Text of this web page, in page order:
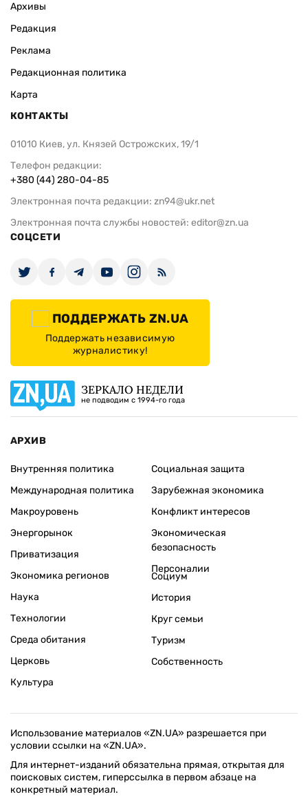
Архивы
Редакция
Реклама
Редакционная политика
Карта
КОНТАКТЫ
01010 Киев, ул. Князей Острожских, 19/1
Телефон редакции:
+380 (44) 280-04-85
Электронная почта редакции: zn94@ukr.net
Электронная почта службы новостей: editor@zn.ua
СОЦСЕТИ
ПОДДЕРЖАТЬ ZN.UA
Поддержать независимую
журналистику!
ЗЕРКАЛО НЕДЕЛИ
не подводим с 1994-го года
АРХИВ
Внутренняя политика
Международная политика
Макроуровень
Энергорынок
Приватизация
Экономика регионов
Социальная защита
Зарубежная экономика
Конфликт интересов
Экономическая
безопасность
Персоналии
Наука
Технологии
Среда обитания
Церковь
Культура
Социум
История
Круг семьи
Туризм
Собственность
Использование материалов «ZN.UA» разрешается при
условии ссылки на «ZN.UA».
Для интернет-изданий обязательна прямая, открытая для
поисковых систем, гиперссылка в первом абзаце на
конкретный материал.